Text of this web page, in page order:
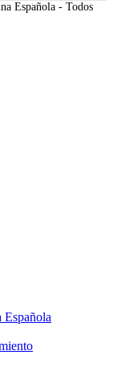
Española - Todos
Española